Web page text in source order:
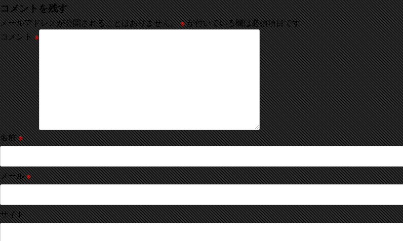
コメントを残す
メールアドレスが公開されることはありません。※が付いている欄は必須項目です
コメント※
名前※
メール※
サイト